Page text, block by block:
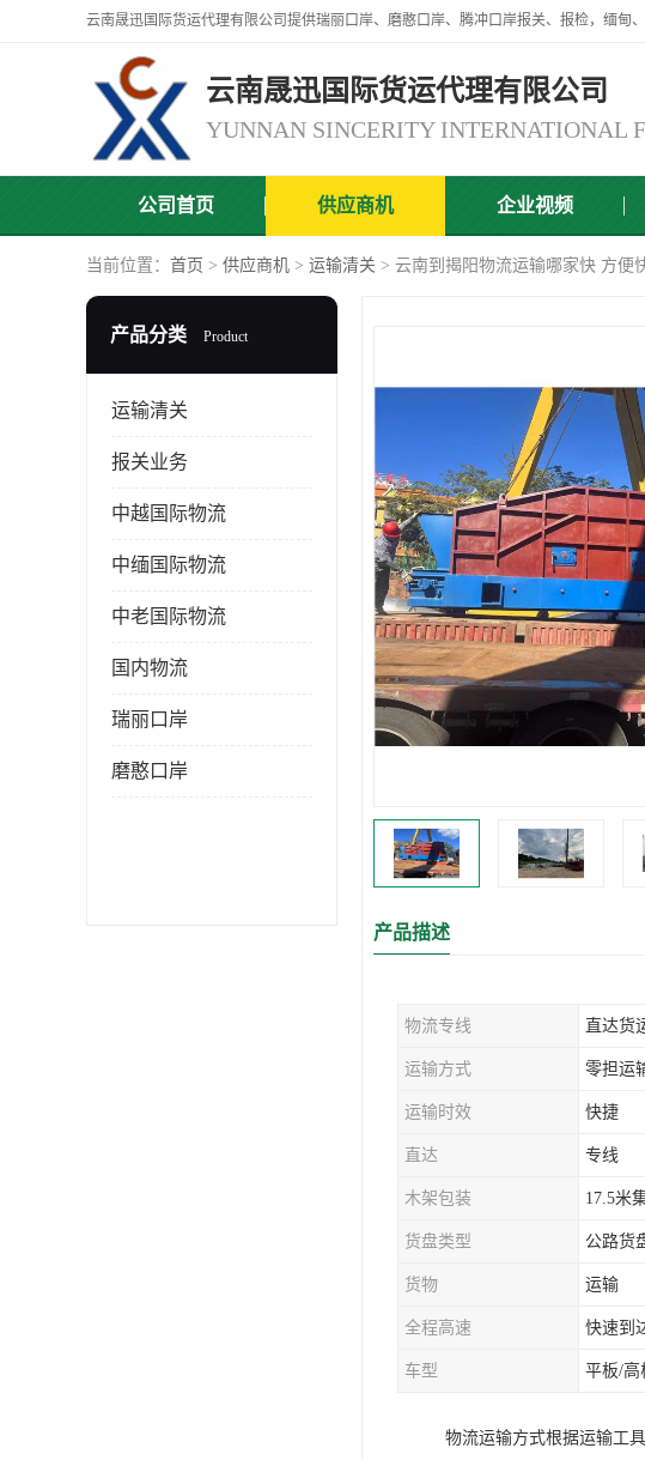
云南晟迅国际货运代理有限公司
公司首页 供应商机 企业视频
当前位置： 首页 > 供应商机 > 运输清关 > 云南到揭阳物流运输哪家快 方便
产品分类 Product
运输清关
报关业务
中越国际物流
中缅国际物流
中老国际物流
国内物流
瑞丽口岸
磨憨口岸
产品描述
物流专线 直达货
运输方式 零担运
运输时效 快捷
直达 专线
木架包装 17.5米
货盘类型 公路货
货物 运输
全程高速 快速到
车型 平板/高
物流运输方式根据运输工